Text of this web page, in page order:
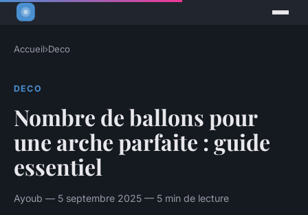
Accueil›Deco
DECO
Nombre de ballons pour
une arche parfaite : guide
essentiel
Ayoub — 5 septembre 2025 — 5 min de lecture